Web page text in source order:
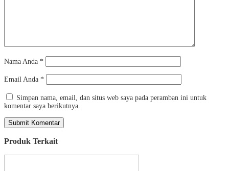
Nama Anda *
Email Anda *
Simpan nama, email, dan situs web saya pada peramban ini untuk
komentar saya berikutnya.
Produk Terkait